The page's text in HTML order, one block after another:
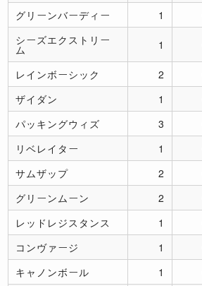
グリーンバーディー
1
シーズエクストリー
ム 1
レインボーシック 2
ザイダン
1
パッキングウィズ
3
リベレイター
1
サムザップ
2
グリーンムーン
2
レッドレジスタンス
1
コンヴァージ
1
キャノンボール
1